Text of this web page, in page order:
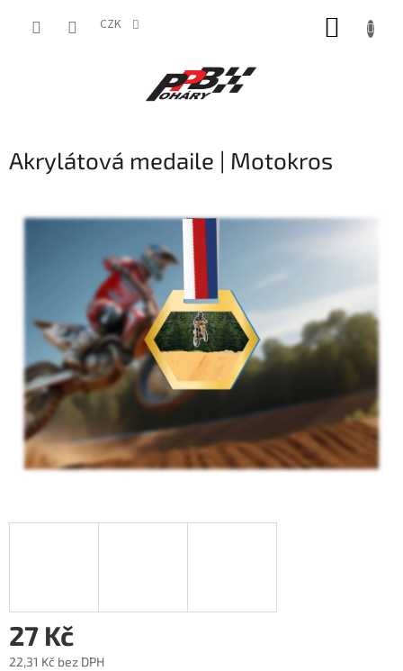
CZK
Akrylátová medaile | Motokros
27 Kč
22,31 Kč bez DPH